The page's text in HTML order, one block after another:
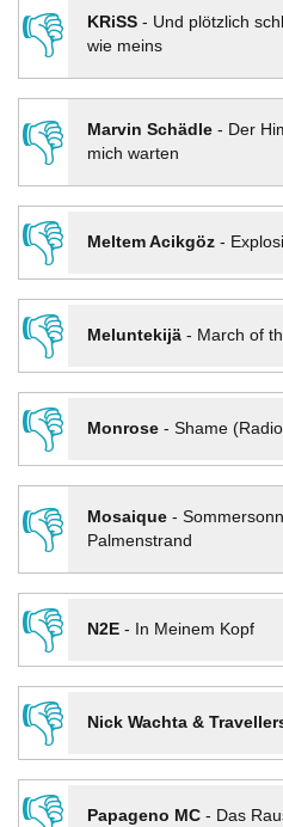
👎
KRiSS- Und plötzlich
wie meins
👎 Marvin Schädle- Der
mich warten
👎
Meltem Acikgöz-
👎
Meluntekijä- March of
👎
Monrose- Shame
👎
Mosaique-
Palmenstrand
👎
N2E- In Meinem Kopf
👎
Nick Wachta &
Papageno MC- Das